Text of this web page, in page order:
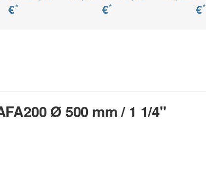
€*
€*
€*
Ø 500 mm / 1 1/4"